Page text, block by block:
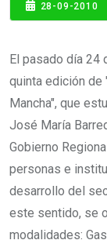
28-09-2010
El pasado día 24
quinta edición de
Mancha", que
José María
Gobierno
personas e
desarrollo del
este sentido, se
modalidades: